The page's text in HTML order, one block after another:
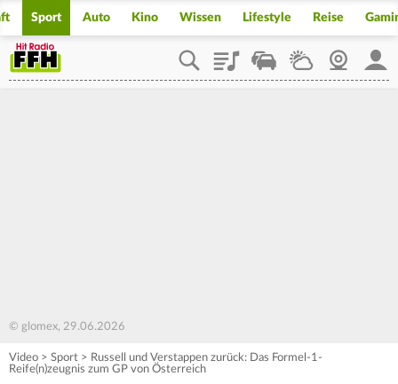
Sport Auto Kino Wissen Lifestyle Reise
PlaylistStaupilotWetterWebcam
© glomex, 29.06.2026
Video > Sport > Russell und Verstappen zurück: Das Formel-1-
Reife(n)zeugnis zum GP von Österreich